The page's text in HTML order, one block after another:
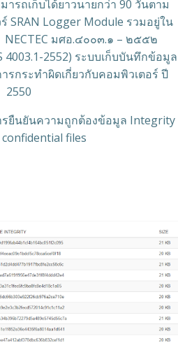
รถเก็บได้ยาวนายกว่า 90 วันตาม
Logger Module รวมอยู่ใน
มศอ.๔๐๐๓.๑ – ๒๕๕๒
4003.1-2552) ระบบเก็บบันทึกข้อมูล
รกระทำผิดเกี่ยวกับคอมพิวเตอร์ ปี
2550
ยืนยันความถูกต้องข้อมูล Integrity
files